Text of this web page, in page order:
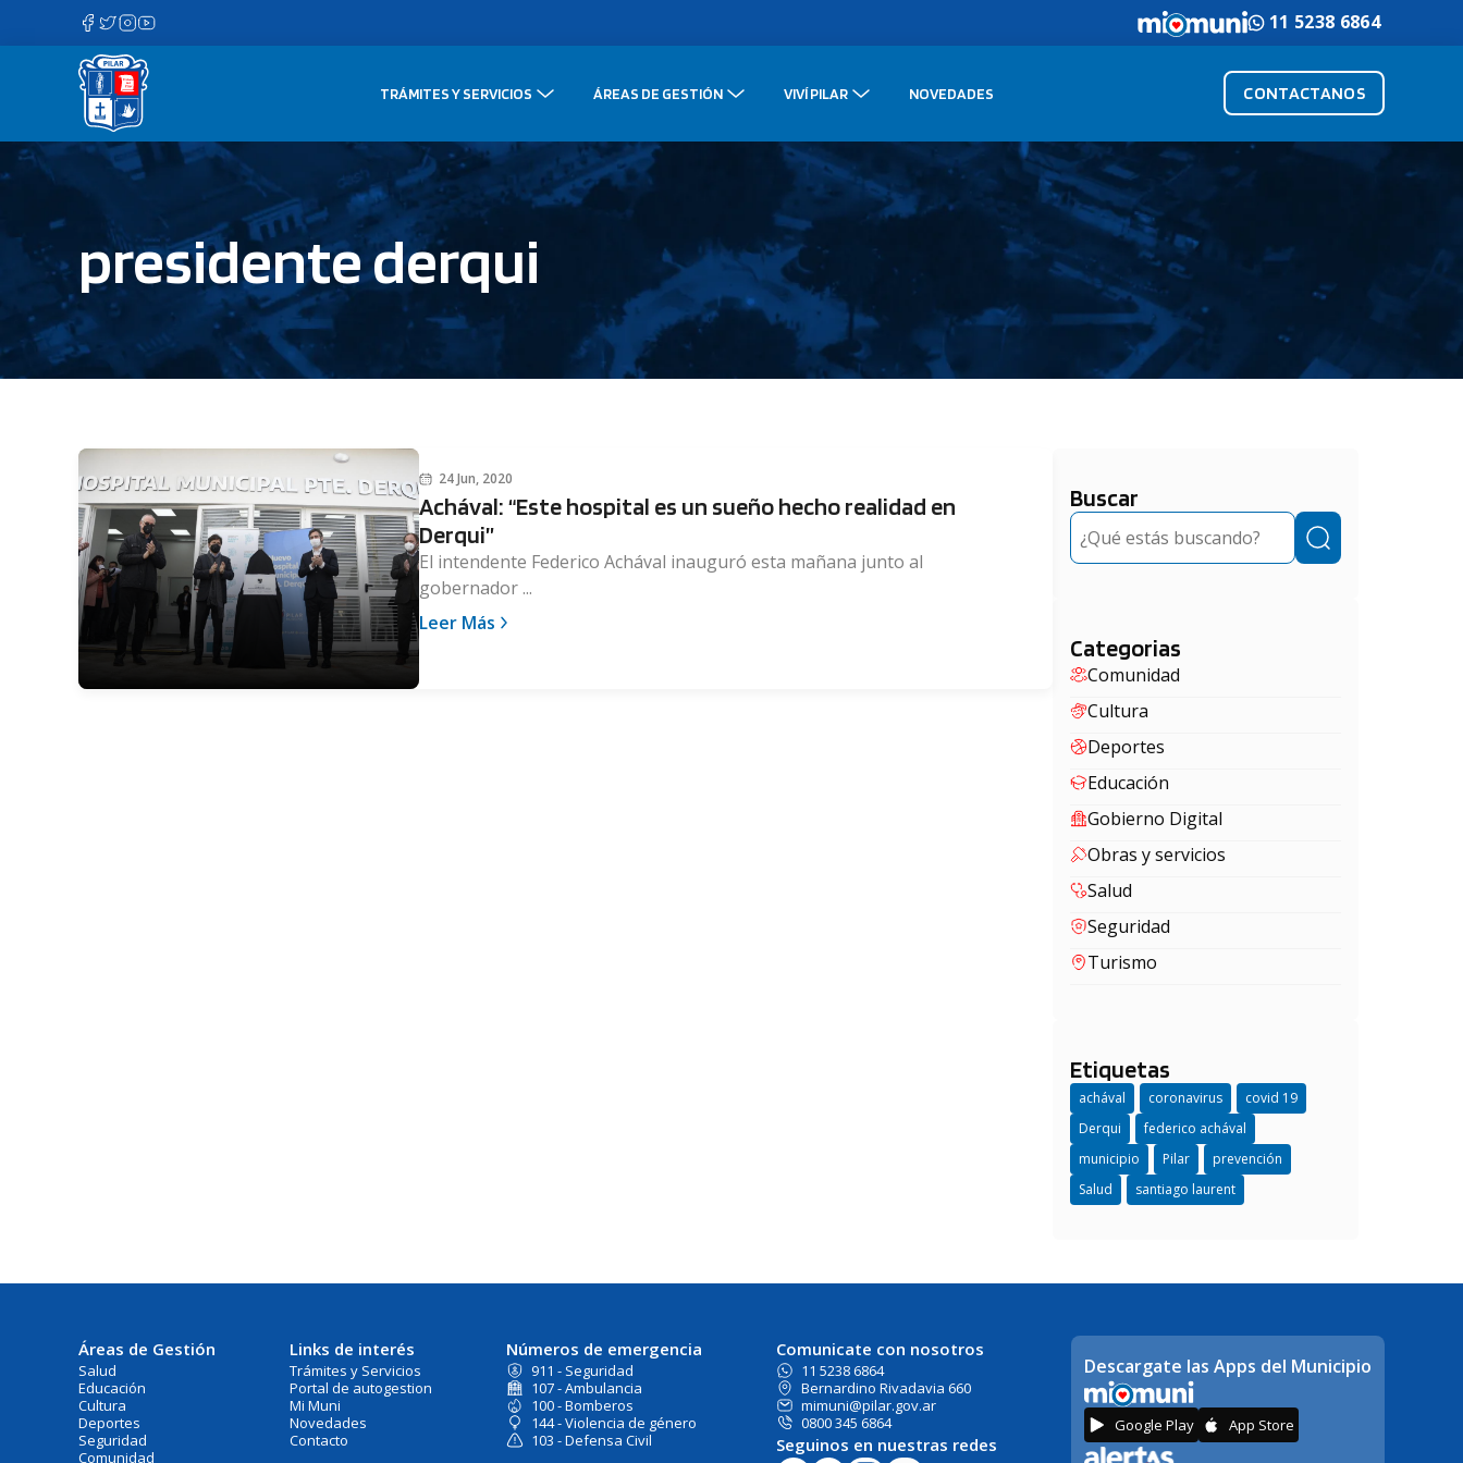
contenido
11 5238 6864
TRÁMITES Y SERVICIOS ÁREAS DE GESTIÓN VIVÍ PILAR NOVEDADES CONTACTANOS
presidente derqui
24 Jun, 2020
Achával: “Este hospital es un sueño hecho realidad en
Derqui”
El intendente Federico Achával inauguró esta mañana junto al
gobernador ...
Leer Más
Buscar
Buscar
Categorias
Comunidad
Cultura
Deportes
Educación
Gobierno Digital
Obras y servicios
Salud
Seguridad
Turismo
Etiquetas
achával coronavirus
covid 19
Derqui
federico achával
municipio
Pilar
prevención
Salud
santiago laurent
Áreas de Gestión
Salud
Educación
Cultura
Deportes
Seguridad
Comunidad
Links de interés
Trámites y Servicios
Portal de autogestion
Mi Muni
Novedades
Contacto
Números de emergencia
911 - Seguridad
107 - Ambulancia
100 - Bomberos
144 - Violencia de género
103 - Defensa Civil
Comunicate con nosotros
11 5238 6864
Bernardino Rivadavia 660
mimuni@pilar.gov.ar
0800 345 6864
Seguinos en nuestras redes
Descargate las Apps del Municipio
Google Play App Store